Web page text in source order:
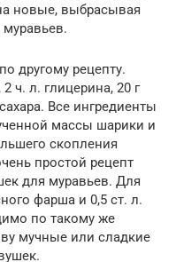
новые, выбрасывая
другому рецепту.
ч. л. глицерина, 20 г
Все ингредиенты
массы шарики и
скопления
простой рецепт
для муравьев. Для
фарша и 0,5 ст. л.
по такому же
мучные или сладкие